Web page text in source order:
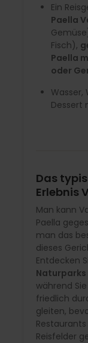
Ein
Paella
Fisch),
Paella
oder
Wasser,
Dessert
Das
Erlebnis
Man kann
Paella
man das
dieses
Entdecken
Naturparks
während
friedlich
gleiten,
Reisfelder